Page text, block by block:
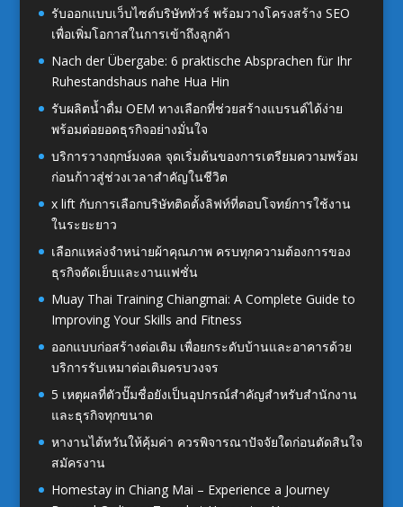
รับออกแบบเว็บไซต์บริษัททัวร์ พร้อมวางโครงสร้าง SEO
เพื่อเพิ่มโอกาสในการเข้าถึงลูกค้า
Nach der Übergabe: 6 praktische Absprachen für Ihr
Ruhestandshaus nahe Hua Hin
รับผลิตน้ำดื่ม OEM ทางเลือกที่ช่วยสร้างแบรนด์ได้ง่าย
พร้อมต่อยอดธุรกิจอย่างมั่นใจ
บริการวางฤกษ์มงคล จุดเริ่มต้นของการเตรียมความพร้อม
ก่อนก้าวสู่ช่วงเวลาสำคัญในชีวิต
x lift กับการเลือกบริษัทติดตั้งลิฟท์ที่ตอบโจทย์การใช้งาน
ในระยะยาว
เลือกแหล่งจำหน่ายผ้าคุณภาพ ครบทุกความต้องการของ
ธุรกิจตัดเย็บและงานแฟชั่น
Muay Thai Training Chiangmai: A Complete Guide to
Improving Your Skills and Fitness
ออกแบบก่อสร้างต่อเติม เพื่อยกระดับบ้านและอาคารด้วย
บริการรับเหมาต่อเติมครบวงจร
5 เหตุผลที่ตัวปั๊มชื่อยังเป็นอุปกรณ์สำคัญสำหรับสำนักงาน
และธุรกิจทุกขนาด
หางานไต้หวันให้คุ้มค่า ควรพิจารณาปัจจัยใดก่อนตัดสินใจ
สมัครงาน
Homestay in Chiang Mai – Experience a Journey